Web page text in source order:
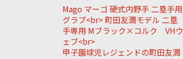
Mago マーゴ 硬式内野手 二塁手用
グラブ<br> 町田友潤モデル 二塁
手専用 Mブラック×コルク VHウ
ェブ<br>
甲子園球児レジェンドの町田友潤